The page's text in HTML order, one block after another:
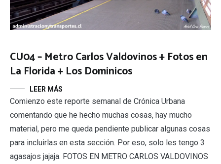
CU04 – Metro Carlos Valdovinos + Fotos en
La Florida + Los Dominicos
LEER MÁS
Comienzo este reporte semanal de Crónica Urbana
comentando que he hecho muchas cosas, hay mucho
material, pero me queda pendiente publicar algunas cosas
para incluirlas en esta sección. Por eso, solo les tengo 3
agasajos jajaja. FOTOS EN METRO CARLOS VALDOVINOS